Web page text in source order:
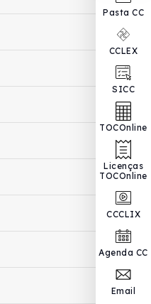
Pasta CC
CCLEX
SICC
TOCOnline
Licenças
TOCOnline
CCCLIX
Agenda CC
Email